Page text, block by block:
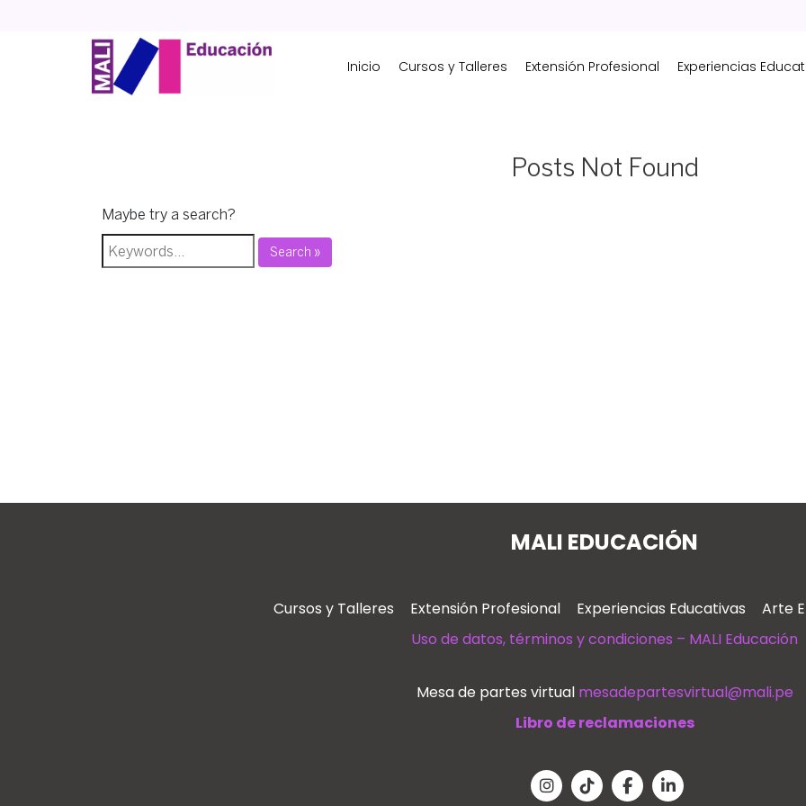
Inicio Cursos y Talleres Extensión Profesional Experiencias
Posts Not Found
Maybe try a search?
Search »
MALI EDUCACIÓN
Cursos y Talleres Extensión Profesional Experiencias Educativas Arte
Uso de datos, términos y condiciones – MALI Educación
Mesa de partes virtual mesadepartesvirtual@mali.pe
Libro de reclamaciones